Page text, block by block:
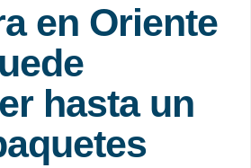
en Oriente
hasta un